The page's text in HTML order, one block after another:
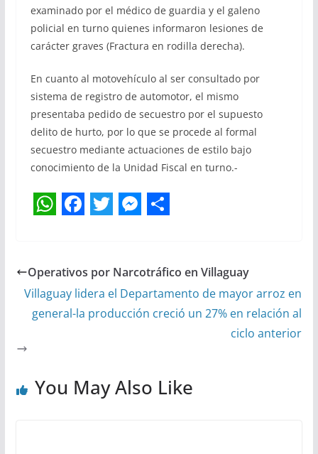
examinado por el médico de guardia y el galeno
policial en turno quienes informaron lesiones de
carácter graves (Fractura en rodilla derecha).
En cuanto al motovehículo al ser consultado por
sistema de registro de automotor, el mismo
presentaba pedido de secuestro por el supuesto
delito de hurto, por lo que se procede al formal
secuestro mediante actuaciones de estilo bajo
conocimiento de la Unidad Fiscal en turno.-
a
t
s
p
c
e
b
k
i
t
t
s
s
e
e
a
r
e
Operativos por Narcotráfico en Villaguay
Villaguay lidera el Departamento de mayor arroz en
general-la producción creció un 27% en relación al
ciclo anterior
You May Also Like